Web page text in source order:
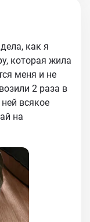
как я
которая жила
меня и не
2 раза в
всякое
на